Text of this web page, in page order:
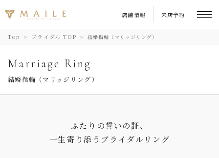
店舗情報 来店予約
Top ブライダル TOP 結婚指輪（マリッジリング）
Marriage Ring
結婚指輪（マリッジリング）
ふたりの誓いの証、
一生寄り添うブライダルリング